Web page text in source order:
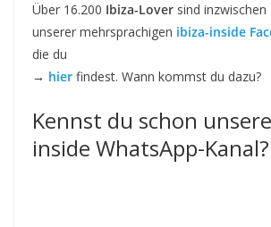
Über 16.200 Ibiza-Lover sind inzwischen
unserer mehrsprachigen ibiza-inside
die du
→ hier findest. Wann kommst du dazu?
Kennst du schon
inside WhatsApp-Kanal?